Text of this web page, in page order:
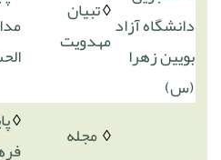
دانشگاه آزاد
بویین زهرا
(س)
◊تبیان
مهدویت
◊مجله
◊